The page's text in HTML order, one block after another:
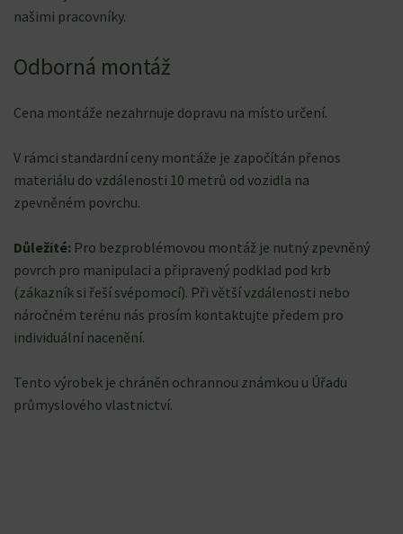
našimi pracovníky.
Odborná montáž
Cena montáže nezahrnuje dopravu na místo určení.
V rámci standardní ceny montáže je započítán přenos
materiálu do vzdálenosti 10 metrů od vozidla na
zpevněném povrchu.
Důležité: Pro bezproblémovou montáž je nutný zpevněný
povrch pro manipulaci a připravený podklad pod krb
(zákazník si řeší svépomocí). Při větší vzdálenosti nebo
náročném terénu nás prosím kontaktujte předem pro
individuální nacenění.
Tento výrobek je chráněn ochrannou známkou u Úřadu
průmyslového vlastnictví.